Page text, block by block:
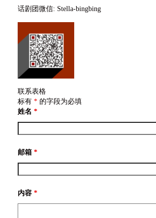
话剧团微信: Stella-bingbing
联系表格
标有 * 的字段为必填
姓名 *
邮箱 *
内容 *